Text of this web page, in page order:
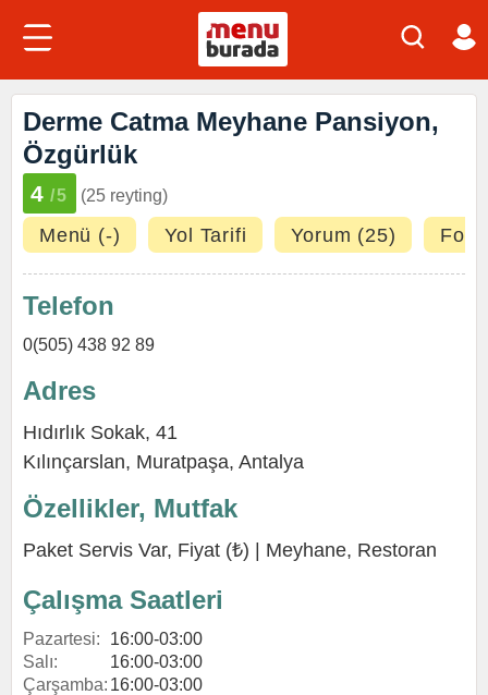
Derme Catma Meyhane Pansiyon,
Özgürlük
4 /5 (25 reyting)
Menü (-) Yol Tarifi Yorum (25)
Telefon
0(505) 438 92 89
Adres
Hıdırlık Sokak, 41
Kılınçarslan, Muratpaşa, Antalya
Özellikler, Mutfak
Paket Servis Var, Fiyat (₺) | Meyhane, Restoran
Çalışma Saatleri
Pazartesi:
16:00-03:00
Salı:
16:00-03:00
Çarşamba: 16:00-03:00